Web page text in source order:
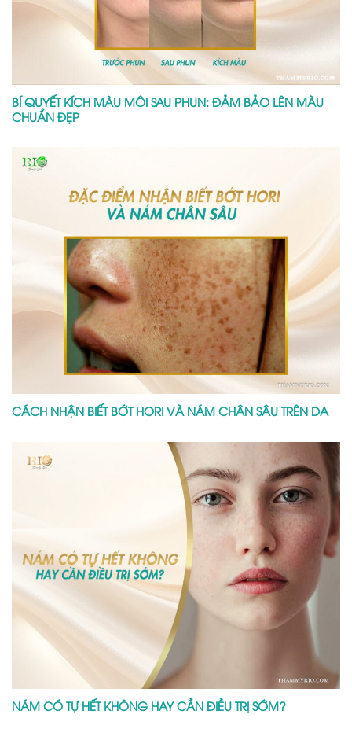
BÍ QUYẾT KÍCH MÀU MÔI SAU PHUN: ĐẢM BẢO LÊN MÀU
CHUẨN ĐẸP
CÁCH NHẬN BIẾT BỚT HORI VÀ NÁM CHÂN SÂU TRÊN DA
NÁM CÓ TỰ HẾT KHÔNG HAY CẦN ĐIỀU TRỊ SỚM?